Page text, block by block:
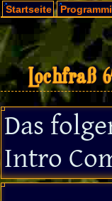
Startseite
Lochfraß
Das
Intro